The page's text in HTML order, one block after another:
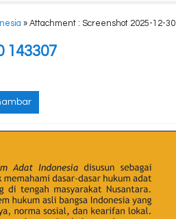
» Attachment : Screenshot 2025-12-
143307